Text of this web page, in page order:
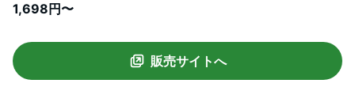
1,698円〜
販売サイトへ